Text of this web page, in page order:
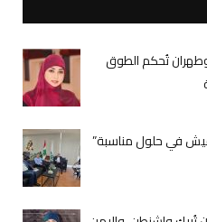
تُحكم الطوق
في حلول مناسبة”